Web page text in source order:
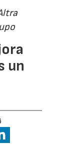
un